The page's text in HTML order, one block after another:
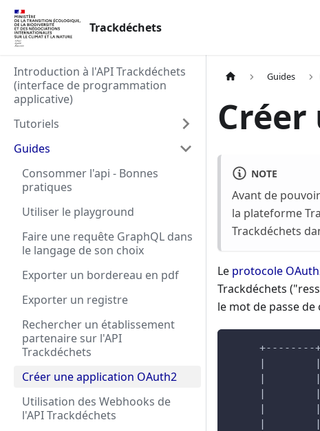
Trackdéchets
Introduction à l'API Trackdéchets
(interface de programmation
applicative)
Tutoriels
Guides
Consommer l'api - Bonnes
pratiques
Utiliser le playground
Faire une requête GraphQL dans
le langage de son choix
Exporter un bordereau en pdf
Exporter un registre
Rechercher un établissement
partenaire sur l'API
Trackdéchets
Créer une application OAuth2
Utilisation des Webhooks de
l'API Trackdéchets
Guides
NOTE
Avant de
la plateforme
Trackdéchets
Le protocole
Trackdéchets
le mot de passe de
+--------
|
|
|
|
     |        |